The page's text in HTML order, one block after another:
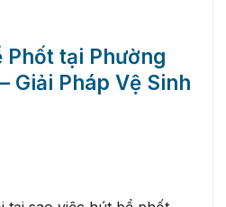
Phốt tại Phường
Giải Pháp Vệ Sinh